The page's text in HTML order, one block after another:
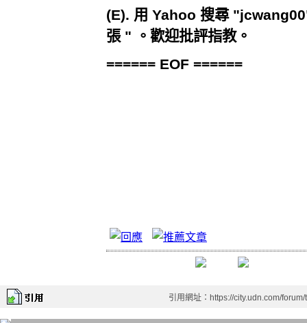
(E). 用 Yahoo 搜尋
張 " 。歡迎批評指教。
====== EOF ======
引用網址：https://city.udn.com/